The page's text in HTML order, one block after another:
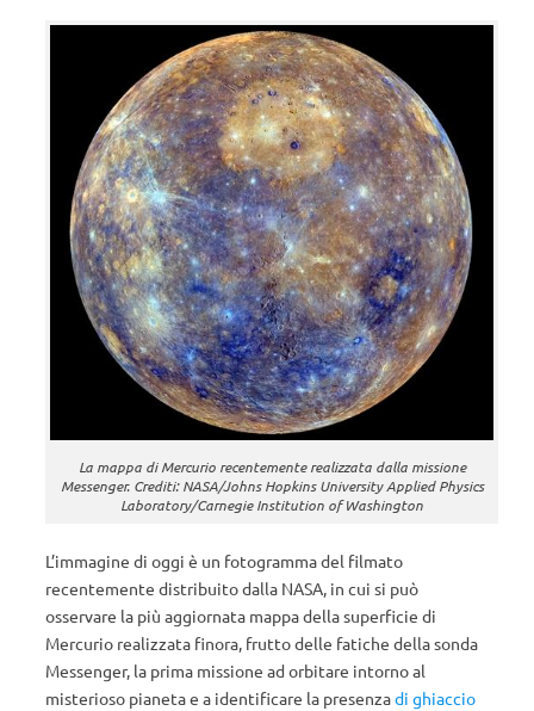
La mappa di Mercurio recentemente realizzata dalla missione
Messenger. Crediti: NASA/Johns Hopkins University Applied Physics
Laboratory/Carnegie Institution of Washington
L’immagine di oggi è un fotogramma del filmato
recentemente distribuito dalla NASA, in cui si può
osservare la più aggiornata mappa della superficie di
Mercurio realizzata finora, frutto delle fatiche della sonda
Messenger, la prima missione ad orbitare intorno al
misterioso pianeta e a identificare la presenzadi ghiaccio